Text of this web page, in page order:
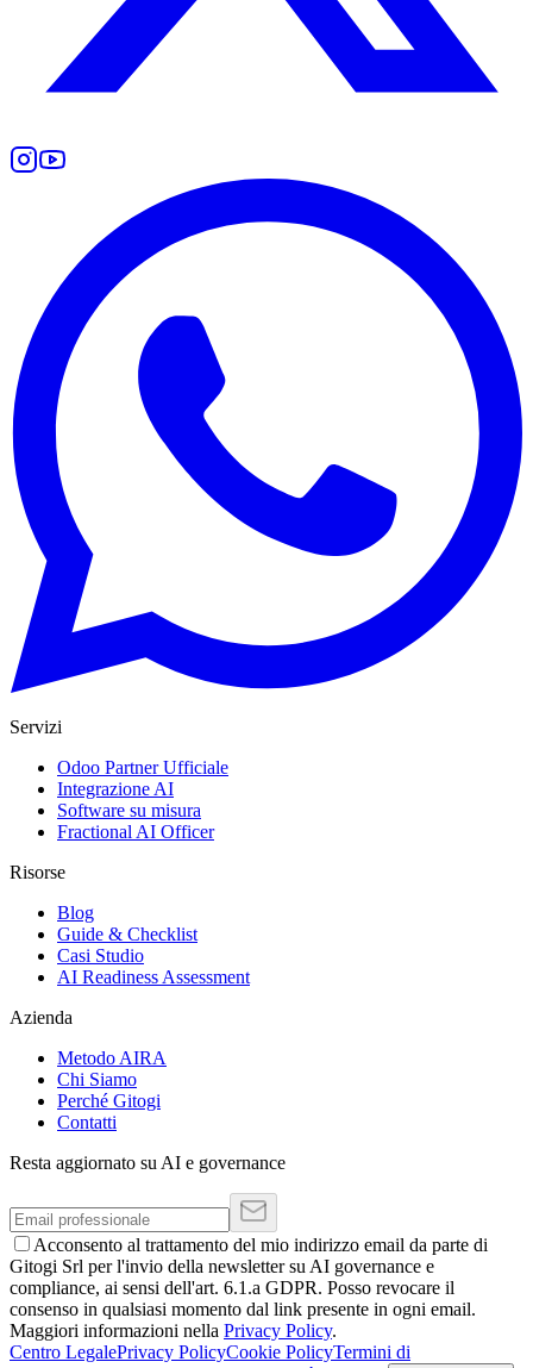
Servizi
Odoo Partner Ufficiale
Integrazione AI
Software su misura
Fractional AI Officer
Risorse
Blog
Guide & Checklist
Casi Studio
AI Readiness Assessment
Azienda
Metodo AIRA
Chi Siamo
Perché Gitogi
Contatti
Resta aggiornato su AI e governance
Acconsento al trattamento del mio indirizzo email da parte di
Gitogi Srl per l'invio della newsletter su AI governance e
compliance, ai sensi dell'art. 6.1.a GDPR. Posso revocare il
consenso in qualsiasi momento dal link presente in ogni email.
Maggiori informazioni nella Privacy Policy.
Centro LegalePrivacy PolicyCookie PolicyTermini di